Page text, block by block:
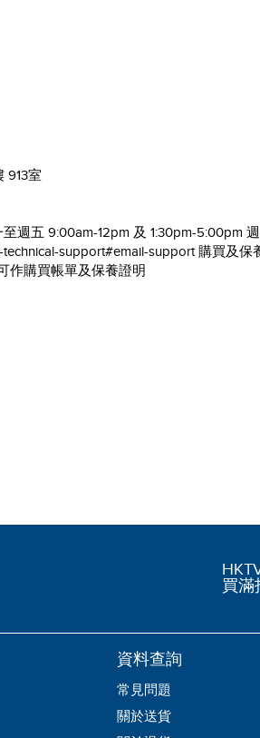
913室
週五 9:00am-12pm 及 1:30pm-5:00pm
support#email-support 購買及保
作購買帳單及保養證明
買滿
資料查詢
常見問題
關於送貨